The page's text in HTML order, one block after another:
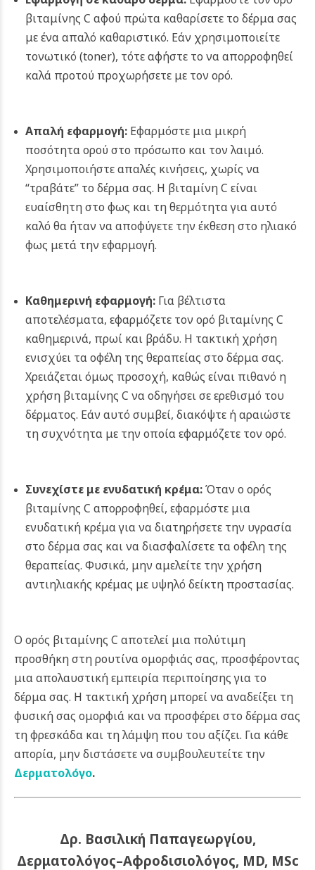
βιταμίνης C αφού πρώτα καθαρίσετε το δέρμα σας
με ένα απαλό καθαριστικό. Εάν χρησιμοποιείτε
τονωτικό (toner), τότε αφήστε το να απορροφηθεί
καλά προτού προχωρήσετε με τον ορό.
Απαλή εφαρμογή:Εφαρμόστε μια μικρή
ποσότητα ορού στο πρόσωπο και τον λαιμό.
Χρησιμοποιήστε απαλές κινήσεις, χωρίς να
“τραβάτε” το δέρμα σας. Η βιταμίνη C είναι
ευαίσθητη στο φως και τη θερμότητα για αυτό
καλό θα ήταν να αποφύγετε την έκθεση στο ηλιακό
φως μετά την εφαρμογή.
Καθημερινή εφαρμογή:Για βέλτιστα
αποτελέσματα, εφαρμόζετε τον ορό βιταμίνης C
καθημερινά, πρωί και βράδυ. Η τακτική χρήση
ενισχύει τα οφέλη της θεραπείας στο δέρμα σας.
Χρειάζεται όμως προσοχή, καθώς είναι πιθανό η
χρήση βιταμίνης C να οδηγήσει σε ερεθισμό του
δέρματος. Εάν αυτό συμβεί, διακόψτε ή αραιώστε
τη συχνότητα με την οποία εφαρμόζετε τον ορό.
Συνεχίστε με ενυδατική κρέμα:Όταν ο ορός
βιταμίνης C απορροφηθεί, εφαρμόστε μια
ενυδατική κρέμα για να διατηρήσετε την υγρασία
στο δέρμα σας και να διασφαλίσετε τα οφέλη της
θεραπείας. Φυσικά, μην αμελείτε την χρήση
αντιηλιακής κρέμας με υψηλό δείκτη προστασίας.
Ο ορός βιταμίνης C αποτελεί μια πολύτιμη
προσθήκη στη ρουτίνα ομορφιάς σας, προσφέροντας
μια απολαυστική εμπειρία περιποίησης για το
δέρμα σας. Η τακτική χρήση μπορεί να αναδείξει τη
φυσική σας ομορφιά και να προσφέρει στο δέρμα σας
τη φρεσκάδα και τη λάμψη που του αξίζει. Για κάθε
απορία, μην διστάσετε να συμβουλευτείτε την
Δερματολόγο.
Δρ. Βασιλική Παπαγεωργίου,
Δερματολόγος–Αφροδισιολόγος, MD, MSc